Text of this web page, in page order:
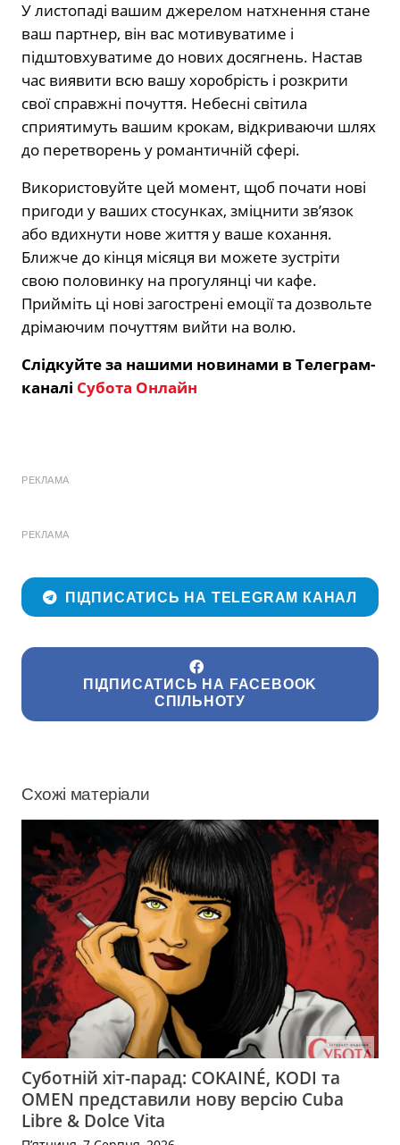
У листопаді вашим джерелом натхнення стане
ваш партнер, він вас мотивуватиме і
підштовхуватиме до нових досягнень. Настав
час виявити всю вашу хоробрість і розкрити
свої справжні почуття. Небесні світила
сприятимуть вашим крокам, відкриваючи шлях
до перетворень у романтичній сфері.
Використовуйте цей момент, щоб почати нові
пригоди у ваших стосунках, зміцнити зв’язок
або вдихнути нове життя у ваше кохання.
Ближче до кінця місяця ви можете зустріти
свою половинку на прогулянці чи кафе.
Прийміть ці нові загострені емоції та дозвольте
дрімаючим почуттям вийти на волю.
Слідкуйте за нашими новинами в Телеграм-
каналі Субота Онлайн
РЕКЛАМА
РЕКЛАМА
ПІДПИСАТИСЬ НА TELEGRAM КАНАЛ
ПІДПИСАТИСЬ НА FACEBOOK
СПІЛЬНОТУ
Схожі матеріали
Суботній хіт-парад: COKAINÉ, KODI та
OMEN представили нову версію Cuba
Libre & Dolce Vita